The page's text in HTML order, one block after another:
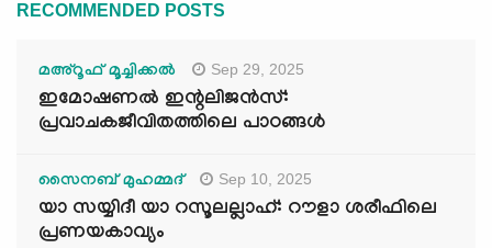
RECOMMENDED POSTS
മഅ്റൂഫ് മൂച്ചിക്കല്‍ Sep 29, 2025
ഇമോഷണൽ ഇന്റലിജൻസ്:
പ്രവാചകജീവിതത്തിലെ പാഠങ്ങൾ
സൈനബ് മുഹമ്മദ് Sep 10, 2025
യാ സയ്യിദീ യാ റസൂലല്ലാഹ്: റൗളാ ശരീഫിലെ
പ്രണയകാവ്യം